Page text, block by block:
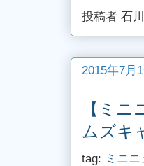
投稿者 石
2015年7月
【ミ
ムズキ
tag: ミニニ